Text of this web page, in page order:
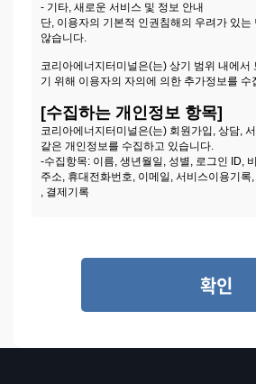
- 기타, 새로운 서비스 및 정보 안내
단, 이용자의 기본적 인권침해의 우려가 있는
않습니다.
코리아에너지터미널은(는) 상기 범위 내에서
기 위해 이용자의 자의에 의한 추가정보를 수
[수집하는 개인정보 항목]
코리아에너지터미널은(는) 회원가입, 상담,
같은 개인정보를 수집하고 있습니다.
-수집항목: 이름, 생년월일, 성별, 로그인 ID,
주소, 휴대전화번호, 이메일, 서비스이용기록
, 결제기록
[쿠키에 의한 개인정보 수집]
'쿠키 (cookie)' 를 사용합니다. 쿠키는 웹사이
찾아 접속에 따른 아이디 등의 추가 입력없
확인